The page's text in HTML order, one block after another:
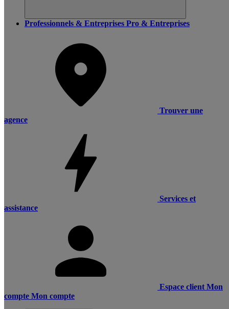
Professionnels & Entreprises Pro & Entreprises
Trouver une
agence
Services et
assistance
Espace client Mon
compte Mon compte